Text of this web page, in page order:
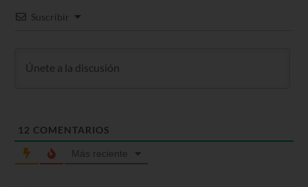
Suscribir
12 COMENTARIOS
Más reciente